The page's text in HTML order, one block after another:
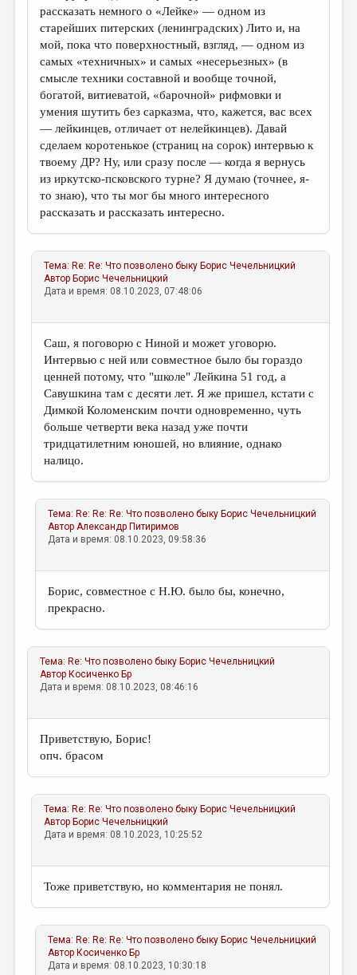
рассказать немного о «Лейке» — одном из
старейших питерских (ленинградских) Лито и, на
мой, пока что поверхностный, взгляд, — одном из
самых «техничных» и самых «несерьезных» (в
смысле техники составной и вообще точной,
богатой, витиеватой, «барочной» рифмовки и
умения шутить без сарказма, что, кажется, вас всех
— лейкинцев, отличает от нелейкинцев). Давай
сделаем коротенькое (страниц на сорок) интервью к
твоему ДР? Ну, или сразу после — когда я вернусь
из иркутско-псковского турне? Я думаю (точнее, я-
то знаю), что ты мог бы много интересного
рассказать и рассказать интересно.
Тема: Re: Re: Что позволено быку Борис Чечельницкий
Автор Борис Чечельницкий
Дата и время: 08.10.2023, 07:48:06
Саш, я поговорю с Ниной и может уговорю.
Интервью с ней или совместное было бы гораздо
ценней потому, что "школе" Лейкина 51 год, а
Савушкина там с десяти лет. Я же пришел, кстати с
Димкой Коломенским почти одновременно, чуть
больше четверти века назад уже почти
тридцатилетним юношей, но влияние, однако
налицо.
Тема: Re: Re: Re: Что позволено быку Борис Чечельницкий
АвторАлександр Питиримов
Дата и время: 08.10.2023, 09:58:36
Борис, совместное с Н.Ю. было бы, конечно,
прекрасно.
Тема: Re: Что позволено быку Борис Чечельницкий
Автор Косиченко Бр
Дата и время: 08.10.2023, 08:46:16
Приветствую, Борис!
опч. брасом
Тема: Re: Re: Что позволено быку Борис Чечельницкий
Автор Борис Чечельницкий
Дата и время: 08.10.2023, 10:25:52
Тоже приветствую, но комментария не понял.
Тема: Re: Re: Re: Что позволено быку Борис Чечельницкий
Автор Косиченко Бр
Дата и время: 08.10.2023, 10:30:18